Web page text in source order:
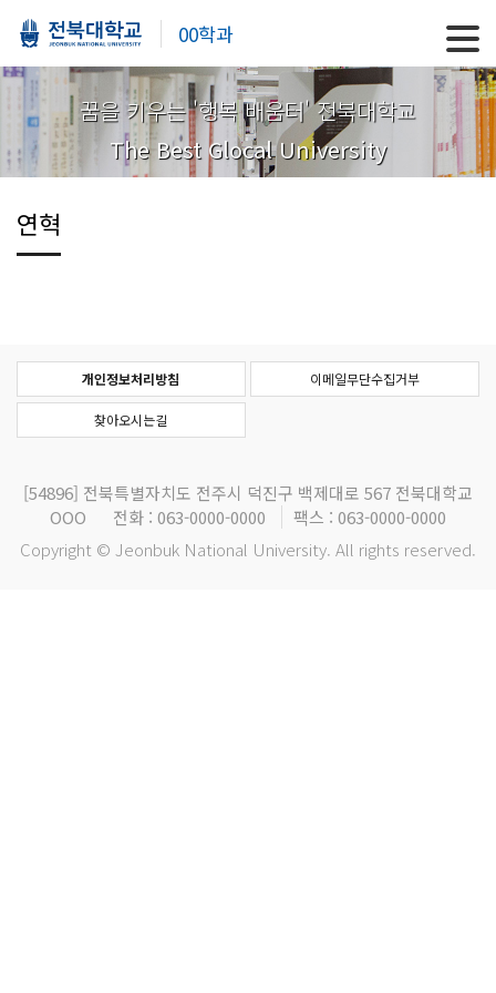
00학과
꿈을 키우는 '행복 배움터' 전북대학교
The Best Glocal University
연혁
개인정보처리방침 이메일무단수집거부
찾아오시는길
[54896] 전북특별자치도 전주시 덕진구 백제대로 567 전북대학교
OOO
전화 : 063-0000-0000
팩스 : 063-0000-0000
Copyright © Jeonbuk National University. All rights reserved.